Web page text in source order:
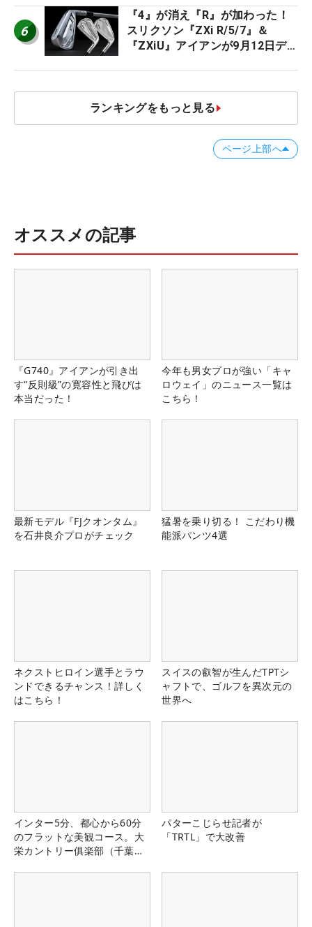
6
『4』が消え『R』が加わった！
スリクソン『ZXi R/5/7』＆
『ZXiU』アイアンが9月12日デ
ランキングをもっと見る
ページ上部へ
オススメの記事
『G740』アイアンが引き出
す“反則級”の寛容性と飛びは
本当だった！
今年も男女プロが強い「キャ
ロウェイ」のニュース一覧は
こちら！
最新モデル『FJクオンタム』
を石井良介プロがチェック
猛暑を乗り切る！ こだわり機
能派パンツ4選
ネクストヒロイン選手とラウ
ンドできるチャンス！詳しく
はこちら！
スイスの叡智が生んだTPTシ
ャフトで、ゴルフを異次元の
世界へ
インター5分、都心から60分
のフラットな美観コース。大
栄カントリー俱楽部（千葉
パターこじらせ記者が
「TRTL」で大改善